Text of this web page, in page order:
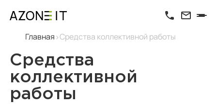
Главная Средства коллективной работы
Средства
коллективной
работы